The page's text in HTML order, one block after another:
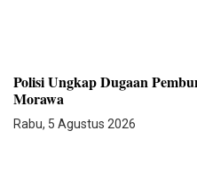
Polisi Ungkap Dugaan
Morawa
Rabu, 5 Agustus 2026